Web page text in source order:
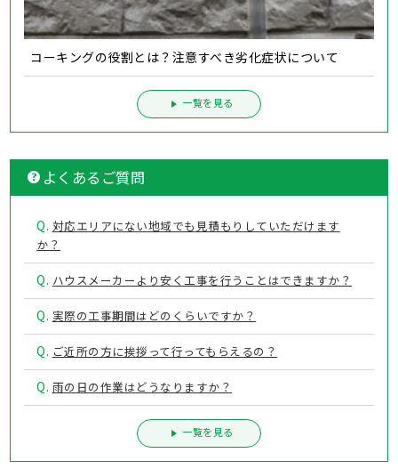
コーキングの役割とは？注意すべき劣化症状について
一覧を見る
よくあるご質問
Q. 対応エリアにない地域でも見積もりしていただけます
か？
Q. ハウスメーカーより安く工事を行うことはできますか？
Q. 実際の工事期間はどのくらいですか？
Q. ご近所の方に挨拶って行ってもらえるの？
Q. 雨の日の作業はどうなりますか？
一覧を見る